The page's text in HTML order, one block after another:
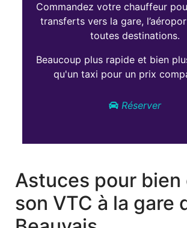
Commandez votre chauffeur
transferts vers la gare,
toutes destinations.
Beaucoup plus rapide et bien
qu'un taxi pour un prix
Réserver
Astuces pour bien
son VTC à la gare